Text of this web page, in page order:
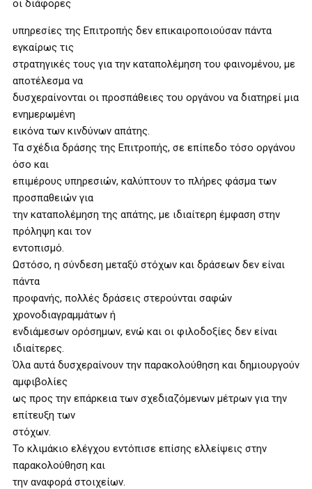
οι διάφορες
υπηρεσίες της Επιτροπής δεν επικαιροποιούσαν πάντα
εγκαίρως τις
στρατηγικές τους για την καταπολέμηση του φαινομένου, με
αποτέλεσμα να
δυσχεραίνονται οι προσπάθειες του οργάνου να διατηρεί μια
ενημερωμένη
εικόνα των κινδύνων απάτης.
Τα σχέδια δράσης της Επιτροπής, σε επίπεδο τόσο οργάνου
όσο και
επιμέρους υπηρεσιών, καλύπτουν το πλήρες φάσμα των
προσπαθειών για
την καταπολέμηση της απάτης, με ιδιαίτερη έμφαση στην
πρόληψη και τον
εντοπισμό.
Ωστόσο, η σύνδεση μεταξύ στόχων και δράσεων δεν είναι
πάντα
προφανής, πολλές δράσεις στερούνται σαφών
χρονοδιαγραμμάτων ή
ενδιάμεσων ορόσημων, ενώ και οι φιλοδοξίες δεν είναι
ιδιαίτερες.
Όλα αυτά δυσχεραίνουν την παρακολούθηση και δημιουργούν
αμφιβολίες
ως προς την επάρκεια των σχεδιαζόμενων μέτρων για την
επίτευξη των
στόχων.
Το κλιμάκιο ελέγχου εντόπισε επίσης ελλείψεις στην
παρακολούθηση και
την αναφορά στοιχείων.